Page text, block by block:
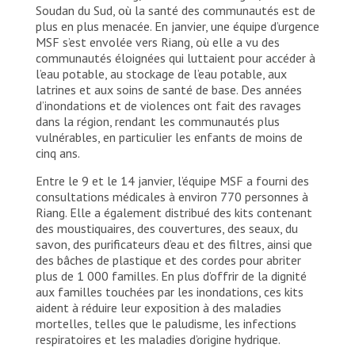
Soudan du Sud, où la santé des communautés est de
plus en plus menacée. En janvier, une équipe d’urgence
MSF s’est envolée vers Riang, où elle a vu des
communautés éloignées qui luttaient pour accéder à
l’eau potable, au stockage de l’eau potable, aux
latrines et aux soins de santé de base. Des années
d’inondations et de violences ont fait des ravages
dans la région, rendant les communautés plus
vulnérables, en particulier les enfants de moins de
cinq ans.
Entre le 9 et le 14 janvier, l’équipe MSF a fourni des
consultations médicales à environ 770 personnes à
Riang. Elle a également distribué des kits contenant
des moustiquaires, des couvertures, des seaux, du
savon, des purificateurs d’eau et des filtres, ainsi que
des bâches de plastique et des cordes pour abriter
plus de 1 000 familles. En plus d’offrir de la dignité
aux familles touchées par les inondations, ces kits
aident à réduire leur exposition à des maladies
mortelles, telles que le paludisme, les infections
respiratoires et les maladies d’origine hydrique.